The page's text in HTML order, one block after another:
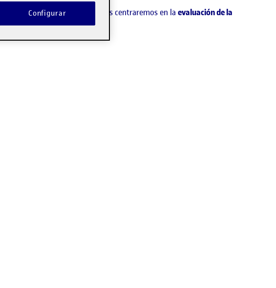
Compresflow. En este caso, nos centraremos en la evaluación de la
Configurar